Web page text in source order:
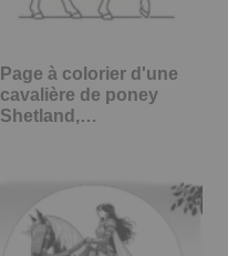
Page à colorier d'une
cavalière de poney
Shetland,…